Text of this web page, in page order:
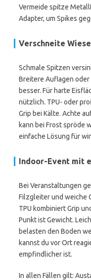
Vermeide spitze
Adapter, um Spikes
Verschneite
Schmale Spitzen
Breitere Auflagen
besser. Für harte
nützlich. TPU- oder
Grip bei Kälte. Achte
kann bei Frost spröde
einfache Lösung für
Indoor-Event mit
Bei Veranstaltungen
Filzgleiter und weiche
TPU kombiniert Grip
Punkt ist Gewicht.
belasten den Boden
kannst du vor Ort
empfindlicher ist.
In allen Fällen gilt: